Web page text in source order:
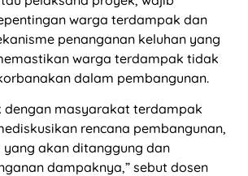
warga terdampak dan
penanganan keluhan yang
warga terdampak tidak
dalam pembangunan.
dengan masyarakat terdampak
rencana pembangunan,
akan ditanggung dan
dampaknya,” sebut dosen